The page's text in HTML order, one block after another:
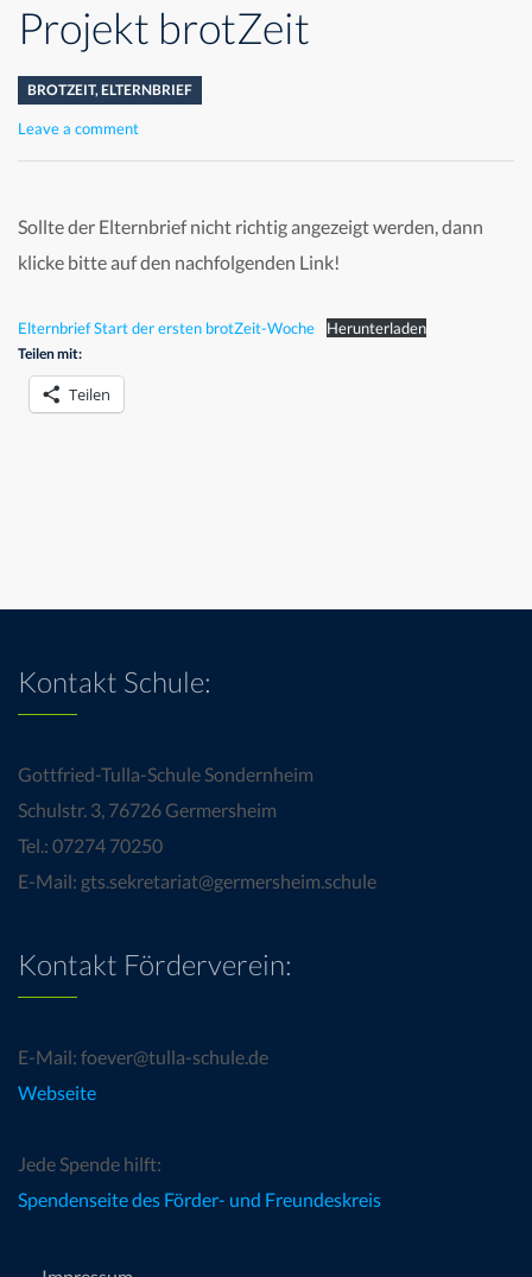
Projekt brotZeit
BROTZEIT,ELTERNBRIEF
Leave a comment
Sollte der Elternbrief nicht richtig angezeigt werden, dann
klicke bitte auf den nachfolgenden Link!
Elternbrief Start der ersten brotZeit-Woche Herunterladen
Teilen mit:
Teilen
Kontakt Schule:
Gottfried-Tulla-Schule Sondernheim
Schulstr. 3, 76726 Germersheim
Tel.: 07274 70250
E-Mail: gts.sekretariat@germersheim.schule
Kontakt Förderverein:
E-Mail: foever@tulla-schule.de
Webseite
Jede Spende hilft:
Spendenseite des Förder- und Freundeskreis